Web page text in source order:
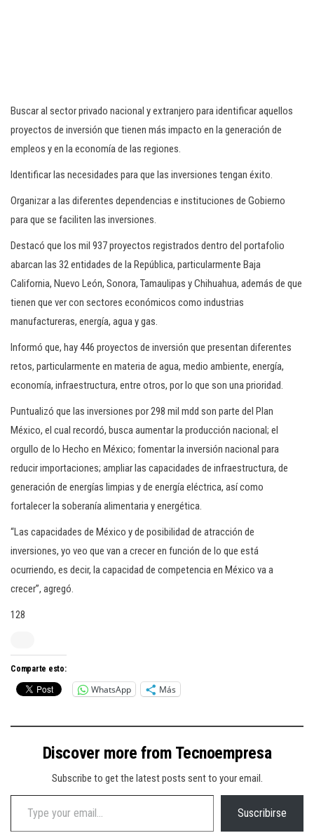
Buscar al sector privado nacional y extranjero para identificar aquellos
proyectos de inversión que tienen más impacto en la generación de
empleos y en la economía de las regiones.
Identificar las necesidades para que las inversiones tengan éxito.
Organizar a las diferentes dependencias e instituciones de Gobierno
para que se faciliten las inversiones.
Destacó que los mil 937 proyectos registrados dentro del portafolio
abarcan las 32 entidades de la República, particularmente Baja
California, Nuevo León, Sonora, Tamaulipas y Chihuahua, además de que
tienen que ver con sectores económicos como industrias
manufactureras, energía, agua y gas.
Informó que, hay 446 proyectos de inversión que presentan diferentes
retos, particularmente en materia de agua, medio ambiente, energía,
economía, infraestructura, entre otros, por lo que son una prioridad.
Puntualizó que las inversiones por 298 mil mdd son parte del Plan
México, el cual recordó, busca aumentar la producción nacional; el
orgullo de lo Hecho en México; fomentar la inversión nacional para
reducir importaciones; ampliar las capacidades de infraestructura, de
generación de energías limpias y de energía eléctrica, así como
fortalecer la soberanía alimentaria y energética.
“Las capacidades de México y de posibilidad de atracción de
inversiones, yo veo que van a crecer en función de lo que está
ocurriendo, es decir, la capacidad de competencia en México va a
crecer”, agregó.
128
Comparte esto:
WhatsApp Más
Discover more from Tecnoempresa
Subscribe to get the latest posts sent to your email.
Type your email…
Suscribirse